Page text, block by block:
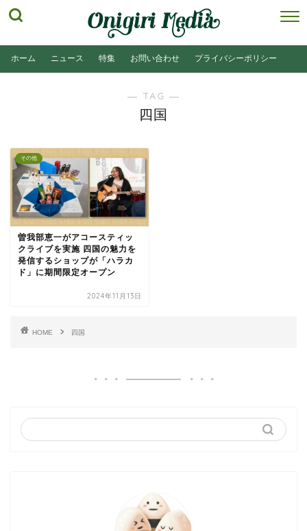
ホーム ニュース 特集 お問い合わせ プライバシーポリシー
― TAG ―
四国
その他
曽我部恵一がアコースティッ
クライブを実施 四国の魅力を
発信するショップが「ハラカ
ド」に期間限定オープン
2024年11月13日
HOME 四国